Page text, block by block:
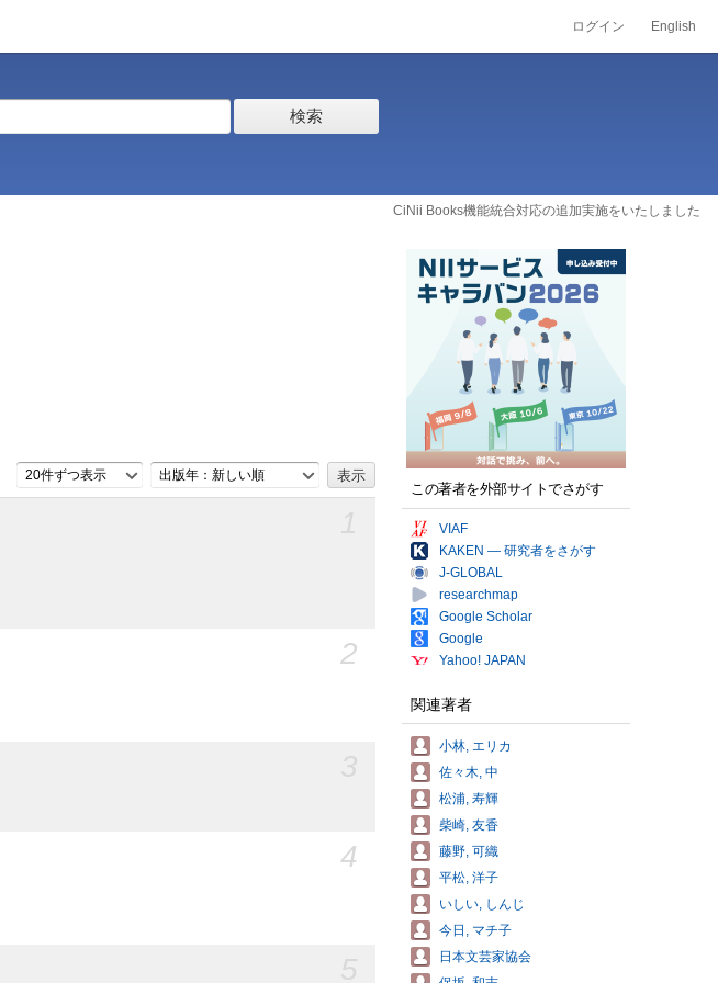
ログイン English
検索
CiNii Books機能統合対応の追加実施をいたしました
20件ずつ表示 出版年：新しい順
2
4
この著者を外部サイトでさがす
VIAF
KAKEN — 研究者をさがす
J-GLOBAL
researchmap
Google Scholar
Google
Yahoo! JAPAN
関連著者
小林, エリカ
佐々木, 中
松浦, 寿輝
柴崎, 友香
藤野, 可織
平松, 洋子
いしい, しんじ
今日, マチ子
日本文芸家協会